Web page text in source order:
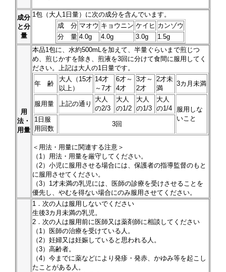
成分
と分
量
1包（大人1日量）に次の成分を含んでいます。
成 分 マオウ キョウニン ケイヒ カンゾウ
分 量 4.0g 4.0g 3.0g 1.5g
用
法・
用量
本品1包に、水約500mLを加えて、半量ぐらいまで煎じつ
め、煎じかすを除き、煎液を3回に分けて食間に服用してく
ださい。上記は大人の1日量です。
年 齢
大人（15才
以上）
14才
～7才
6才～
4才
3才～
2才
2才未
満
3カ月未満
服用量 上記の通り
大人
の2/3
大人
の1/2
大人
の1/3
大人
の1/4
服用しな
いこと
1日服
用回数
3回
＜用法・用量に関連する注意＞
（1）用法・用量を厳守してください。
（2）小児に服用させる場合には、保護者の指導監督のもと
に服用させてください。
（3）1才未満の乳児には、医師の診療を受けさせることを
優先し、やむを得ない場合にのみ服用させてください。
1．次の人は服用しないでください
生後3カ月未満の乳児。
2．次の人は服用前に医師又は薬剤師に相談してください
（1）医師の治療を受けている人。
（2）妊婦又は妊娠していると思われる人。
（3）高齢者。
（4）今までに薬などにより発疹・発赤、かゆみ等を起こし
たことがある人。